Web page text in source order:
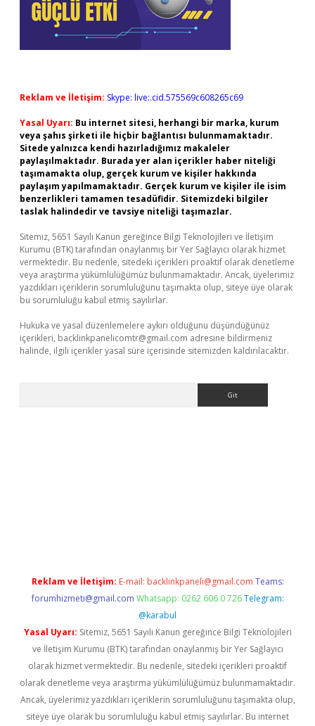
Reklam ve İletişim: Skype: live:.cid.575569c608265c69
Yasal Uyarı: Bu internet sitesi, herhangi bir marka, kurum
veya şahıs şirketi ile hiçbir bağlantısı bulunmamaktadır.
Sitede yalnızca kendi hazırladığımız makaleler
paylaşılmaktadır. Burada yer alan içerikler haber niteliği
taşımamakta olup, gerçek kurum ve kişiler hakkında
paylaşım yapılmamaktadır. Gerçek kurum ve kişiler ile isim
benzerlikleri tamamen tesadüfidir. Sitemizdeki bilgiler
taslak halindedir ve tavsiye niteliği taşımazlar.
Sitemiz, 5651 Sayılı Kanun gereğince Bilgi Teknolojileri ve İletişim
Kurumu (BTK) tarafından onaylanmış bir Yer Sağlayıcı olarak hizmet
vermektedir. Bu nedenle, sitedeki içerikleri proaktif olarak denetleme
veya araştırma yükümlülüğümüz bulunmamaktadır. Ancak, üyelerimiz
yazdıkları içeriklerin sorumluluğunu taşımakta olup, siteye üye olarak
bu sorumluluğu kabul etmiş sayılırlar.
Hukuka ve yasal düzenlemelere aykırı olduğunu düşündüğünüz
içerikleri, backlinkpanelicomtr@gmail.com adresine bildirmeniz
halinde, ilgili içerikler yasal süre içerisinde sitemizden kaldırılacaktır.
Reklam ve İletişim: E-mail: backlinkpaneli@gmail.com Teams:
forumhizmeti@gmail.com Whatsapp: 0262 606 0 726 Telegram:
@karabul
Yasal Uyarı: Sitemiz, 5651 Sayılı Kanun gereğince Bilgi Teknolojileri
ve İletişim Kurumu (BTK) tarafından onaylanmış bir Yer Sağlayıcı
olarak hizmet vermektedir. Bu nedenle, sitedeki içerikleri proaktif
olarak denetleme veya araştırma yükümlülüğümüz bulunmamaktadır.
Ancak, üyelerimiz yazdıkları içeriklerin sorumluluğunu taşımakta olup,
siteye üye olarak bu sorumluluğu kabul etmiş sayılırlar. Bu internet